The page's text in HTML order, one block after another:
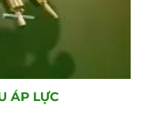
ÁP LỰC